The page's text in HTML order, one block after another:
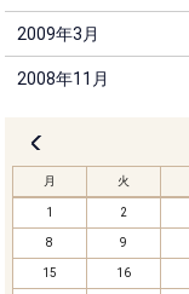
2009年3月
2008年11月
月 火
1 2
8 9
15 16